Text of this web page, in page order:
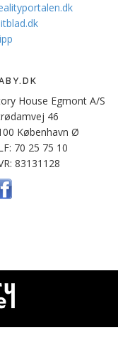
House Egmont A/S
46
København Ø
70 25 75 10
83131128